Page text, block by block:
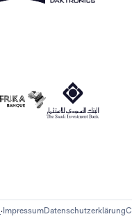
ImpressumDatenschutzerklärung